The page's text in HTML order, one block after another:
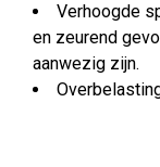
Verhoogde
en zeurend
aanwezig zijn.